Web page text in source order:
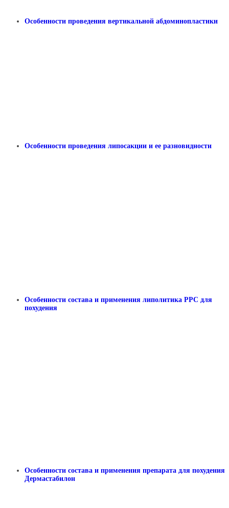
Особенности проведения вертикальной абдоминопластики
Особенности проведения липосакции и ее разновидности
Особенности состава и применения липолитика РРС для
похудения
Особенности состава и применения препарата для похудения
Дермастабилон